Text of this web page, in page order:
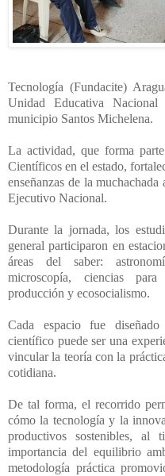
Tecnología (Fundacite)
Unidad Educativa
municipio Santos Michelena.
La actividad, que forma
Científicos en el estado,
enseñanzas de la
Ejecutivo Nacional.
Durante la jornada, los
general participaron en
áreas del saber:
microscopía, ciencias
producción y ecosocialismo.
Cada espacio fue
científico puede ser una
vincular la teoría con la
cotidiana.
De tal forma, el recorrido
cómo la tecnología y la
productivos sostenibles, al
importancia del equilibrio
metodología práctica